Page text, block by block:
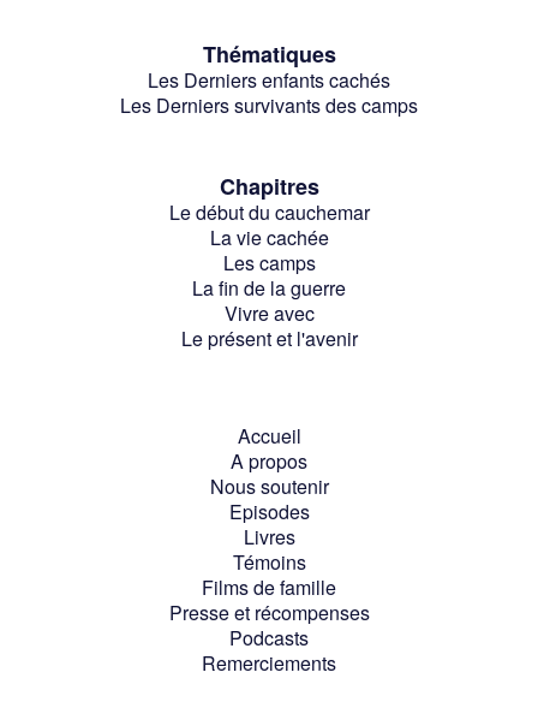
Thématiques
Les Derniers enfants cachés
Les Derniers survivants des camps
Chapitres
Le début du cauchemar
La vie cachée
Les camps
La fin de la guerre
Vivre avec
Le présent et l'avenir
Accueil
A propos
Nous soutenir
Episodes
Livres
Témoins
Films de famille
Presse et récompenses
Podcasts
Remerciements